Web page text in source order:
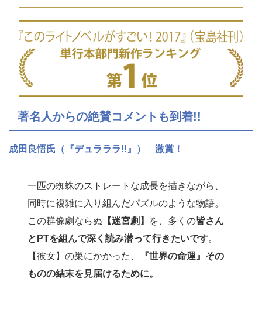
著名人からの絶賛コメントも到着!!
成田良悟氏（『デュラララ!!』） 激賞！
一匹の蜘蛛のストレートな成長を描きながら、
同時に複雑に入り組んだパズルのような物語。
この群像劇ならぬ 【迷宮劇】 を、多くの皆さん
とPTを組んで深く読み潜って行きたいです。
【彼女】の巣にかかった、
『世界の命運』その
ものの結末を見届けるために。